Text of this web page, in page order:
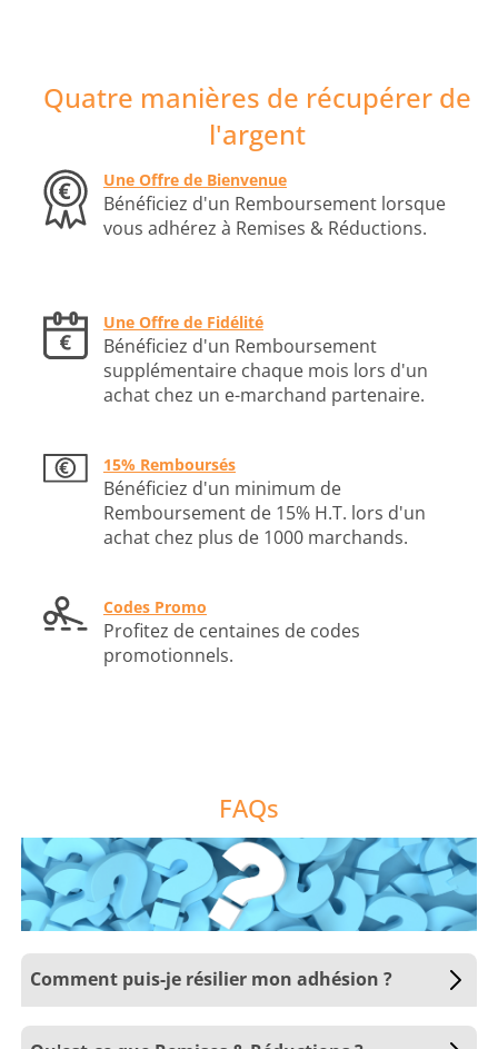
Quatre manières de récupérer de
l'argent
Une Offre de Bienvenue
Bénéficiez d'un Remboursement lorsque
vous adhérez à Remises & Réductions.
Une Offre de Fidélité
Bénéficiez d'un Remboursement
supplémentaire chaque mois lors d'un
achat chez un e-marchand partenaire.
15% Remboursés
Bénéficiez d'un minimum de
Remboursement de 15% H.T. lors d'un
achat chez plus de 1000 marchands.
Codes Promo
Profitez de centaines de codes
promotionnels.
FAQs
Comment puis-je résilier mon adhésion ?
A n'importe quel moment, si vous n'êtes pas